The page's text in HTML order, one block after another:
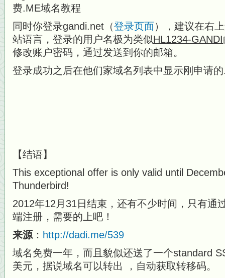
同时你登录gandi.net（登录页面），建议在右
站语言，登录的用户名极为类似HL1234-GANDI
修改账户密码，通过发送到你的邮箱。
登录成功之后在他们家域名列表中显示刚申请
【结语】
This exceptional offer is only valid until
Thunderbird!
2012年12月31日结束，还有不少时间，只有通
端注册，需要的上吧！
来源 ： http://dadi.me/539
域名免费一年，而且貌似还送了一个standard
美元，据说域名可以转出 ，自动获取转移码。